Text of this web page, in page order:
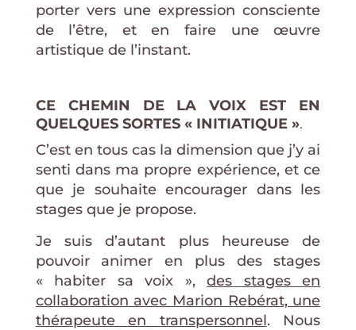
porter vers une expression consciente
de l’être, et en faire une œuvre
artistique de l’instant.
CE CHEMIN DE LA VOIX EST EN
QUELQUES SORTES « INITIATIQUE ».
C’est en tous cas la dimension que j’y ai
senti dans ma propre expérience, et ce
que je souhaite encourager dans les
stages que je propose.
Je suis d’autant plus heureuse de
pouvoir animer en plus des stages
« habiter sa voix »,des stages en
collaboration avec Marion Rebérat, une
thérapeute en transpersonnel. Nous